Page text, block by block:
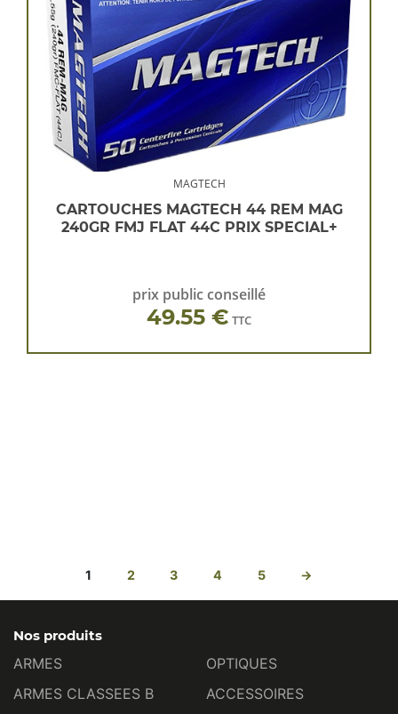
MAGTECH
CARTOUCHES MAGTECH 44 REM MAG
240GR FMJ FLAT 44C PRIX SPECIAL+
prix public conseillé
49.55 € TTC
1 2 3 4 5 →
Nos produits
ARMES
ARMES CLASSEES B
OPTIQUES
ACCESSOIRES